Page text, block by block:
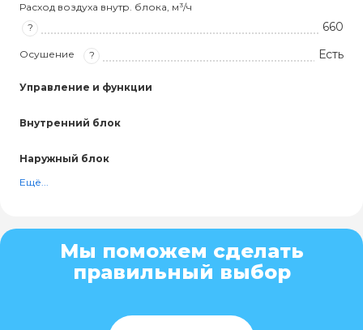
Расход воздуха внутр. блока, м³/ч
?
660
Осушение ? Есть
Управление и функции
Внутренний блок
Наружный блок
Ещё...
Мы поможем сделать
правильный выбор